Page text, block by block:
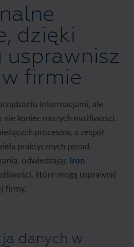
dzięki
usprawnisz
firmie
informacjami, ale
koniec naszych możliwości.
procesów, a zespół
praktycznych porad.
odwiedzając Iron
które mogą usprawnić
firmy.
danych w